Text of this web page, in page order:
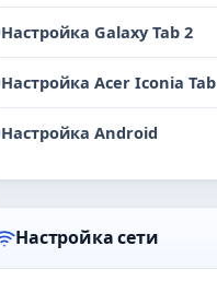
Настройка Galaxy Tab 2
Настройка Acer Iconia Tab
Настройка Android
Настройка сети